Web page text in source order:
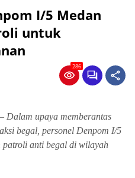
I/5 Medan
untuk
286
– Dalam upaya memberantas
begal, personel Denpom I/5
patroli anti begal di wilayah